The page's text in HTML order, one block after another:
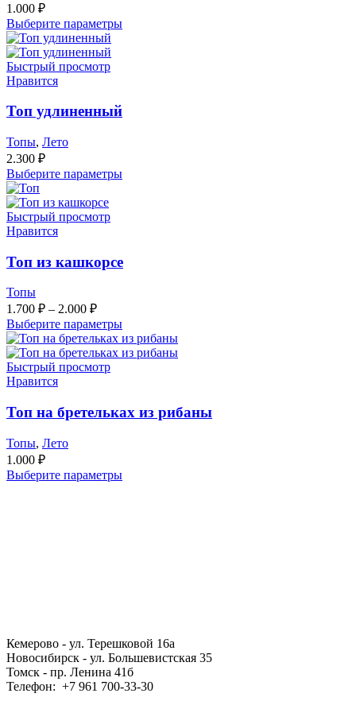
1.000 ₽
Выберите параметры
Быстрый просмотр
Нравится
Топ удлиненный
Топы, Лето
2.300 ₽
Выберите параметры
Быстрый просмотр
Нравится
Топ из кашкорсе
Топы
1.700 ₽ – 2.000 ₽
Выберите параметры
Быстрый просмотр
Нравится
Топ на бретельках из рибаны
Топы, Лето
1.000 ₽
Выберите параметры
Кемерово - ул. Терешковой 16а
Новосибирск - ул. Большевистская 35
Томск - пр. Ленина 41б
Телефон: +7 961 700-33-30